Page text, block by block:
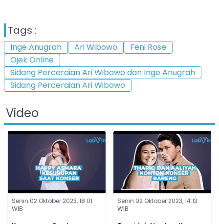
Tags :
Inge Anugrah Ari Wibowo
Feni Rose
Ojek Online
Sidang Perceraian Ari Wibowo dan Inge Anugrah
Sidang Perceraian Ari Wibowo
Video
Senin 02 Oktober 2023, 18:01
WIB
Senin 02 Oktober 2023, 14:13
WIB